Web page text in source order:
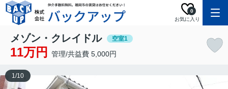
お気に入り
0
メゾン・クレイドル 空室1
11万円 管理/共益費 5,000円
1/10